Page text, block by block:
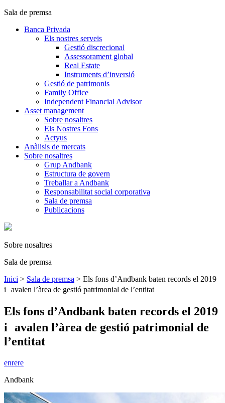
Sala de premsa
Banca Privada
Els nostres serveis
Gestió discrecional
Assessorament global
Real Estate
Instruments d’inversió
Gestió de patrimonis
Family Office
Independent Financial Advisor
Asset management
Sobre nosaltres
Els Nostres Fons
Actyus
Anàlisis de mercats
Sobre nosaltres
Grup Andbank
Estructura de govern
Treballar a Andbank
Responsabilitat social corporativa
Sala de premsa
Publicacions
Sobre nosaltres
Sala de premsa
Inici > Sala de premsa > Els fons d’Andbank baten records el 2019
i avalen l’àrea de gestió patrimonial de l’entitat
Els fons d’Andbank baten records el 2019
i avalen l’àrea de gestió patrimonial de
l’entitat
enrere
Andbank